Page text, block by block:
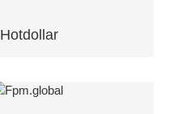
Hotdollar